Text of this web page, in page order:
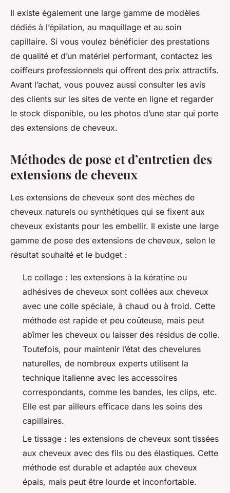
Il existe également une large gamme de modèles
dédiés à l’épilation, au maquillage et au soin
capillaire. Si vous voulez bénéficier des prestations
de qualité et d’un matériel performant, contactez les
coiffeurs professionnels qui offrent des prix attractifs.
Avant l’achat, vous pouvez aussi consulter les avis
des clients sur les sites de vente en ligne et regarder
le stock disponible, ou les photos d’une star qui porte
des extensions de cheveux.
Méthodes de pose et d’entretien des
extensions de cheveux
Les extensions de cheveux sont des mèches de
cheveux naturels ou synthétiques qui se fixent aux
cheveux existants pour les embellir. Il existe une large
gamme de pose des extensions de cheveux, selon le
résultat souhaité et le budget :
Le collage : les extensions à la kératine ou
adhésives de cheveux sont collées aux cheveux
avec une colle spéciale, à chaud ou à froid. Cette
méthode est rapide et peu coûteuse, mais peut
abîmer les cheveux ou laisser des résidus de colle.
Toutefois, pour maintenir l’état des chevelures
naturelles, de nombreux experts utilisent la
technique italienne avec les accessoires
correspondants, comme les bandes, les clips, etc.
Elle est par ailleurs efficace dans les soins des
capillaires.
Le tissage : les extensions de cheveux sont tissées
aux cheveux avec des fils ou des élastiques. Cette
méthode est durable et adaptée aux cheveux
épais, mais peut être lourde et inconfortable.